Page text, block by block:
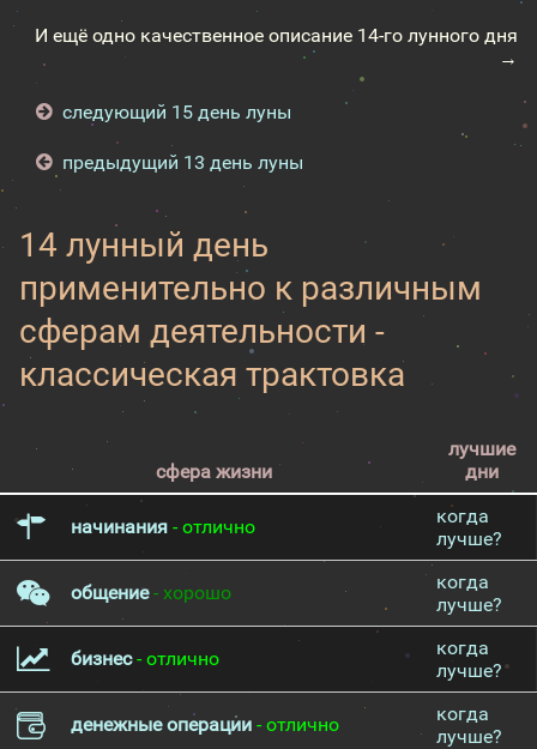
И ещё одно качественное описание 14-го лунного дня
→
следующий 15 день луны
предыдущий 13 день луны
14 лунный день
применительно к различным
сферам деятельности -
классическая трактовка
сфера жизни
лучшие
дни
начинания - отлично
когда
лучше?
общение- хорошо
когда
лучше?
бизнес- отлично
когда
лучше?
денежные операции - отлично
когда
лучше?